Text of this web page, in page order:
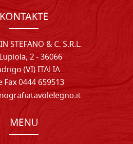
KONTAKTE
STEFANO & C. S.R.L.
2 - 36066
(VI) ITALIA
Fax 0444 659513
MENU